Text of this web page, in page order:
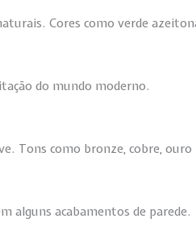
Cores como verde
do mundo moderno.
Tons como bronze, cobre, ouro
alguns acabamentos de parede.